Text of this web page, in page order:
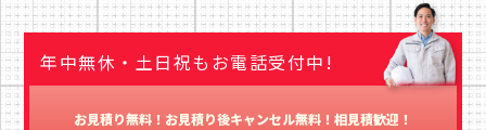
年中無休・土日祝もお電話受付中!
お見積り無料！お見積り後キャンセル無料！相見積歓迎！